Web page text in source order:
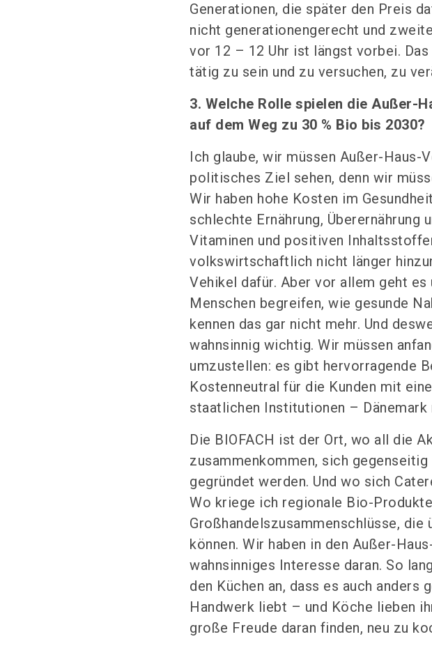
Generationen, die später den Preis
nicht generationengerecht und
vor 12 – 12 Uhr ist längst vorbei.
tätig zu sein und zu versuchen, zu
3. Welche Rolle spielen die Außer-
auf dem Weg zu 30 % Bio bis 2030?
Ich glaube, wir müssen Außer-Haus-
politisches Ziel sehen, denn wir
Wir haben hohe Kosten im
schlechte Ernährung, Überernährung
Vitaminen und positiven
volkswirtschaftlich nicht länger
Vehikel dafür. Aber vor allem geht es
Menschen begreifen, wie gesunde
kennen das gar nicht mehr. Und
wahnsinnig wichtig. Wir müssen
umzustellen: es gibt hervorragende
Kostenneutral für die Kunden mit
staatlichen Institutionen – Dänemark
Die BIOFACH ist der Ort, wo all die
zusammenkommen, sich
gegründet werden. Und wo sich
Wo kriege ich regionale Bio-
Großhandelszusammenschlüsse,
können. Wir haben in den Außer-
wahnsinniges Interesse daran. So
den Küchen an, dass es auch anders
Handwerk liebt – und Köche lieben
große Freude daran finden, neu zu